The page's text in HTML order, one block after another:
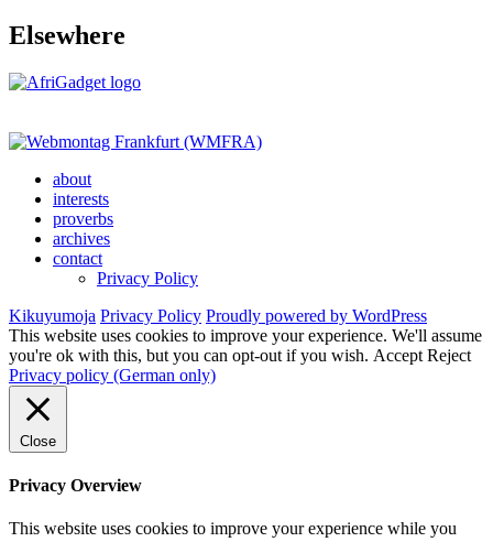
Elsewhere
about
interests
proverbs
archives
contact
Privacy Policy
Kikuyumoja Privacy Policy Proudly powered by WordPress
This website uses cookies to improve your experience. We'll assume
you're ok with this, but you can opt-out if you wish. Accept Reject
Privacy policy (German only)
Close
Privacy Overview
This website uses cookies to improve your experience while you